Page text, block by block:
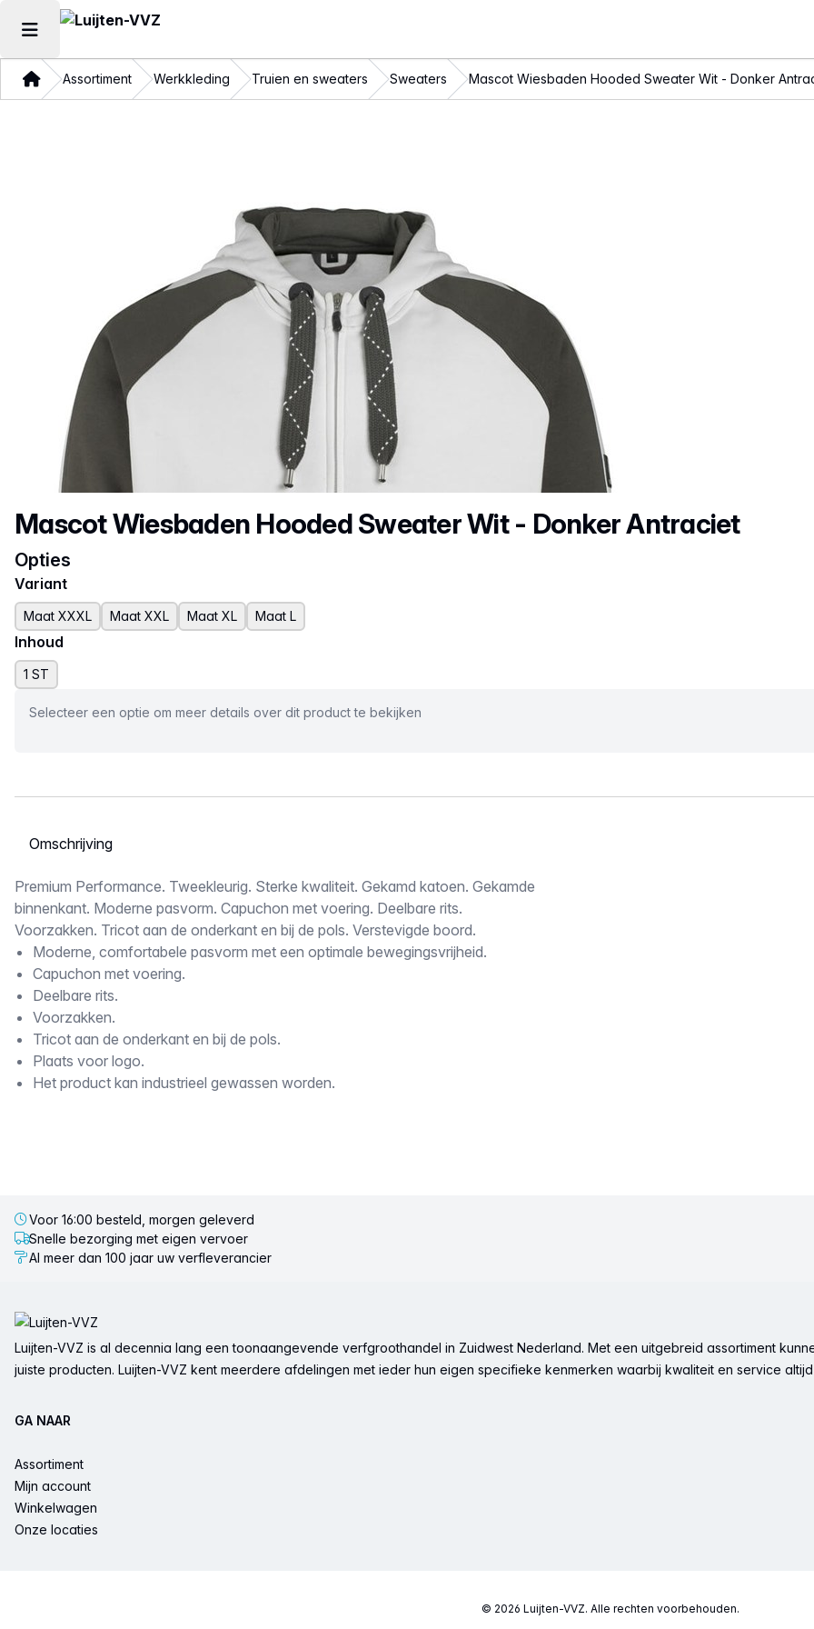
Hoofdmenu openen
ThuisAssortiment Werkkleding Truien en sweaters Sweaters Mascot Wiesbaden Hooded Sweater Wit - Donker
Productnaam
Mascot Wiesbaden Hooded Sweater Wit - Donker Antraciet
Opties
Variant
Maat XXXL Maat XXL Maat XL Maat L
Inhoud
1 ST
Selecteer een optie om meer details over dit product te bekijken
Selecteer een tabblad
Omschrijving
Premium Performance. Tweekleurig. Sterke kwaliteit. Gekamd katoen. Gekamde
binnenkant. Moderne pasvorm. Capuchon met voering. Deelbare rits.
Voorzakken. Tricot aan de onderkant en bij de pols. Verstevigde boord.
Moderne, comfortabele pasvorm met een optimale bewegingsvrijheid.
Capuchon met voering.
Deelbare rits.
Voorzakken.
Tricot aan de onderkant en bij de pols.
Plaats voor logo.
Het product kan industrieel gewassen worden.
Voor 16:00 besteld, morgen geleverd
Snelle bezorging met eigen vervoer
Al meer dan 100 jaar uw verfleverancier
Luijten-VVZ is al decennia lang een toonaangevende verfgroothandel in Zuidwest Nederland. Met een uitgebreid assortiment
juiste producten. Luijten-VVZ kent meerdere afdelingen met ieder hun eigen specifieke kenmerken waarbij kwaliteit en service
GA NAAR
Assortiment
Mijn account
Winkelwagen
Onze locaties
© 2026 Luijten-VVZ. Alle rechten voorbehouden.